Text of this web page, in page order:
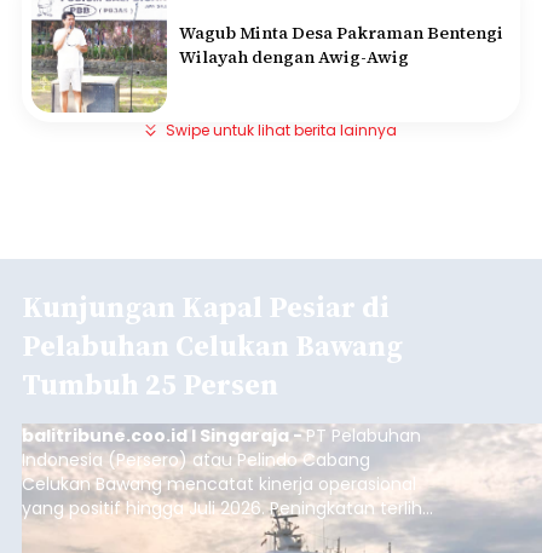
Wagub Minta Desa Pakraman Bentengi
Wilayah dengan Awig-Awig
Swipe untuk lihat berita lainnya
Kunjungan Kapal Pesiar di
Pelabuhan Celukan Bawang
Tumbuh 25 Persen
balitribune.coo.id I Singaraja -PT Pelabuhan
Indonesia (Persero) atau Pelindo Cabang
Celukan Bawang mencatat kinerja operasional
yang positif hingga Juli 2026. Peningkatan terlihat
dari arus kapal yang mencapai 1,48 juta Gross